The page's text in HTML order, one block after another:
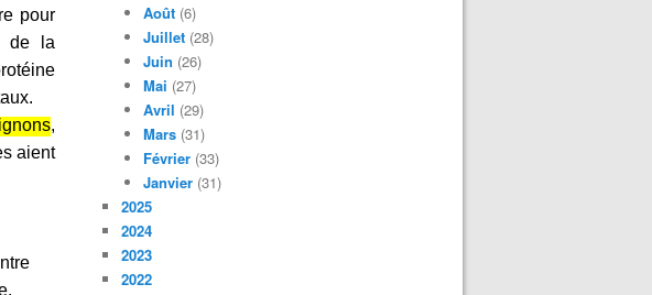
pour
de la
,
aient
Août (6)
Juillet (28)
Juin (26)
Mai (27)
Avril (29)
Mars (31)
Février (33)
Janvier (31)
2025
2024
2023
2022